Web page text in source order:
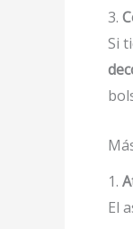
3.
Si
1.
El